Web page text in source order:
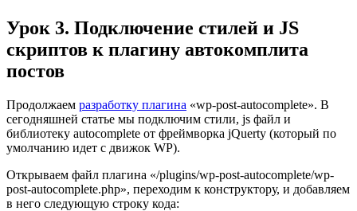
Урок 3. Подключение стилей и JS
скриптов к плагину автокомплита
постов
Продолжаем разработку плагина «wp-post-autocomplete». В
сегодняшней статье мы подключим стили, js файл и
библиотеку autocomplete от фреймворка jQuerty (который по
умолчанию идет с движок WP).
Открываем файл плагина «/plugins/wp-post-autocomplete/wp-
post-autocomplete.php», переходим к конструктору, и добавляем
в него следующую строку кода: